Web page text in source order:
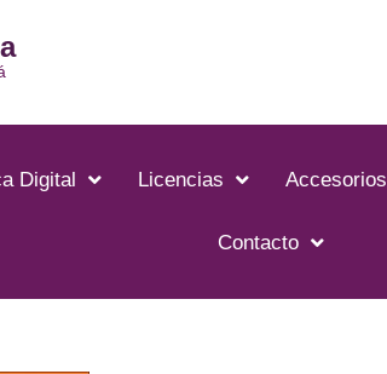
Digital Licencias Accesorios
Contacto